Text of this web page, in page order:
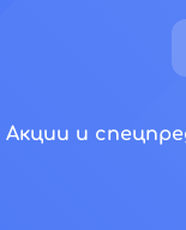
Акции и